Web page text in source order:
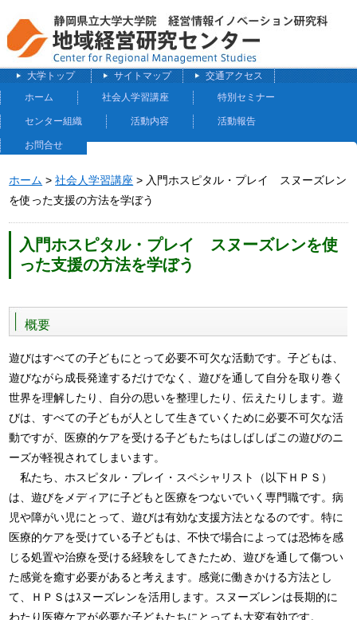
大学トップ サイトマップ
交通アクセス
ホーム
社会人学習講座 特別セミナー
センター組織 活動内容 活動報告
お問合せ
ホーム >社会人学習講座 > 入門ホスピタル・プレイ スヌーズレン
を使った支援の方法を学ぼう
入門ホスピタル・プレイ スヌーズレンを使
った支援の方法を学ぼう
概要
遊びはすべての子どもにとって必要不可欠な活動です。子どもは、
遊びながら成長発達するだけでなく、遊びを通して自分を取り巻く
世界を理解したり、自分の思いを整理したり、伝えたりします。遊
びは、すべての子どもが人として生きていくために必要不可欠な活
動ですが、医療的ケアを受ける子どもたちはしばしばこの遊びのニ
ーズが軽視されてしまいます。
私たち、ホスピタル・プレイ・スペシャリスト（以下ＨＰＳ）
は、遊びをメディアに子どもと医療をつないでいく専門職です。病
児や障がい児にとって、遊びは有効な支援方法となるのです。特に
医療的ケアを受けている子どもは、不快で場合によっては恐怖を感
じる処置や治療を受ける経験をしてきたため、遊びを通して傷つい
た感覚を癒す必要があると考えます。感覚に働きかける方法とし
て、ＨＰＳはｽヌーズレンを活用します。スヌーズレンは長期的に
わたり医療ケアが必要な子どもたちにとっても大変有効です。